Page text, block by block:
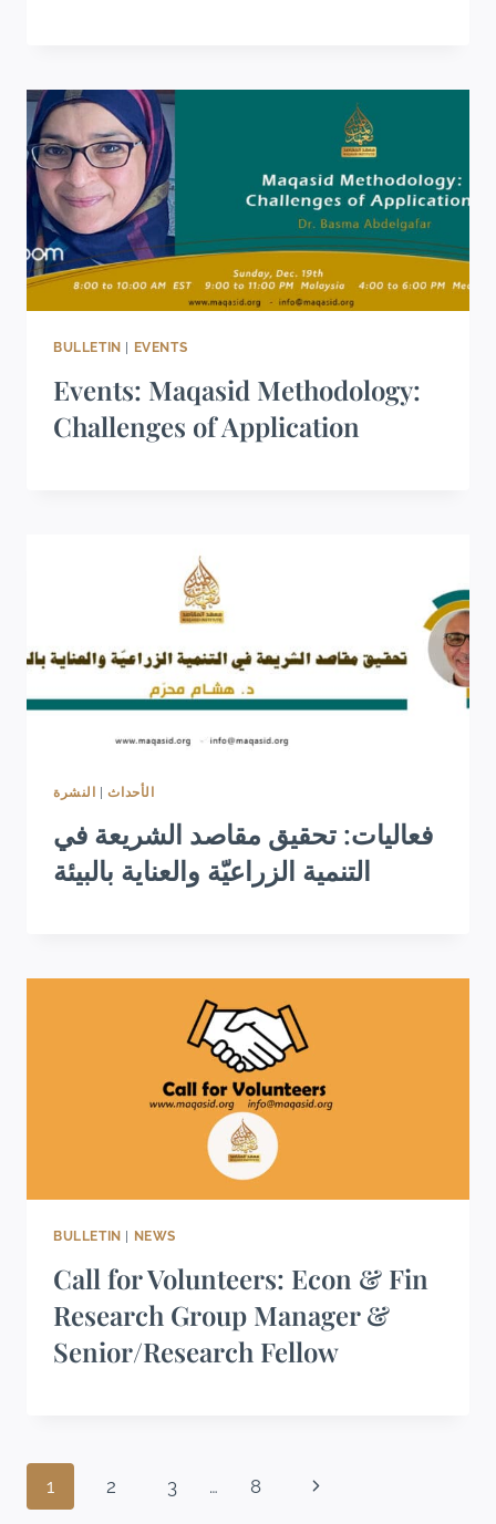
BULLETIN | EVENTS
Events: Maqasid Methodology:
Challenges of Application
الأحداث| النشرة
فعاليات: تحقيق مقاصد الشريعة في
التنمية الزراعيّة والعناية بالبيئة
BULLETIN NEWS
Call for Volunteers: Econ & Fin
Research Group Manager &
Senior/Research Fellow
1 2 3 … 8